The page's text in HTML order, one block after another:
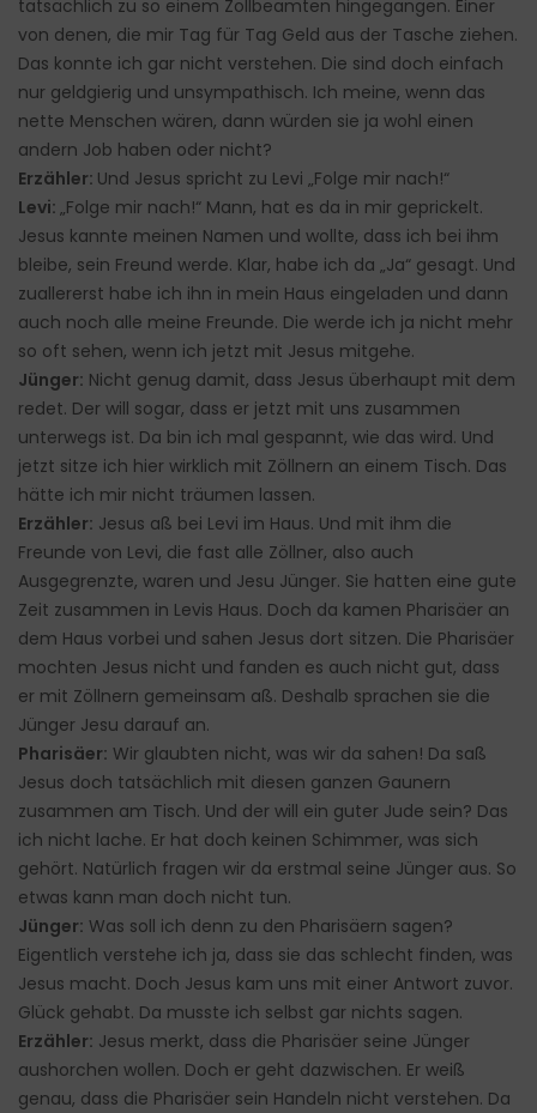
tatsächlich zu so einem Zollbeamten hingegangen. Einer
von denen, die mir Tag für Tag Geld aus der Tasche ziehen.
Das konnte ich gar nicht verstehen. Die sind doch einfach
nur geldgierig und unsympathisch. Ich meine, wenn das
nette Menschen wären, dann würden sie ja wohl einen
andern Job haben oder nicht?
Erzähler: Und Jesus spricht zu Levi „Folge mir nach!“
Levi: „Folge mir nach!“ Mann, hat es da in mir geprickelt.
Jesus kannte meinen Namen und wollte, dass ich bei ihm
bleibe, sein Freund werde. Klar, habe ich da „Ja“ gesagt. Und
zuallererst habe ich ihn in mein Haus eingeladen und dann
auch noch alle meine Freunde. Die werde ich ja nicht mehr
so oft sehen, wenn ich jetzt mit Jesus mitgehe.
Jünger: Nicht genug damit, dass Jesus überhaupt mit dem
redet. Der will sogar, dass er jetzt mit uns zusammen
unterwegs ist. Da bin ich mal gespannt, wie das wird. Und
jetzt sitze ich hier wirklich mit Zöllnern an einem Tisch. Das
hätte ich mir nicht träumen lassen.
Erzähler: Jesus aß bei Levi im Haus. Und mit ihm die
Freunde von Levi, die fast alle Zöllner, also auch
Ausgegrenzte, waren und Jesu Jünger. Sie hatten eine gute
Zeit zusammen in Levis Haus. Doch da kamen Pharisäer an
dem Haus vorbei und sahen Jesus dort sitzen. Die Pharisäer
mochten Jesus nicht und fanden es auch nicht gut, dass
er mit Zöllnern gemeinsam aß. Deshalb sprachen sie die
Jünger Jesu darauf an.
Pharisäer: Wir glaubten nicht, was wir da sahen! Da saß
Jesus doch tatsächlich mit diesen ganzen Gaunern
zusammen am Tisch. Und der will ein guter Jude sein? Das
ich nicht lache. Er hat doch keinen Schimmer, was sich
gehört. Natürlich fragen wir da erstmal seine Jünger aus. So
etwas kann man doch nicht tun.
Jünger: Was soll ich denn zu den Pharisäern sagen?
Eigentlich verstehe ich ja, dass sie das schlecht finden, was
Jesus macht. Doch Jesus kam uns mit einer Antwort zuvor.
Glück gehabt. Da musste ich selbst gar nichts sagen.
Erzähler: Jesus merkt, dass die Pharisäer seine Jünger
aushorchen wollen. Doch er geht dazwischen. Er weiß
genau, dass die Pharisäer sein Handeln nicht verstehen. Da